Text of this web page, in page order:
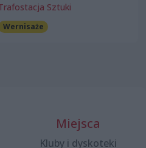
Sztuki
Wernisaże
Miejsca
Kluby i dyskoteki